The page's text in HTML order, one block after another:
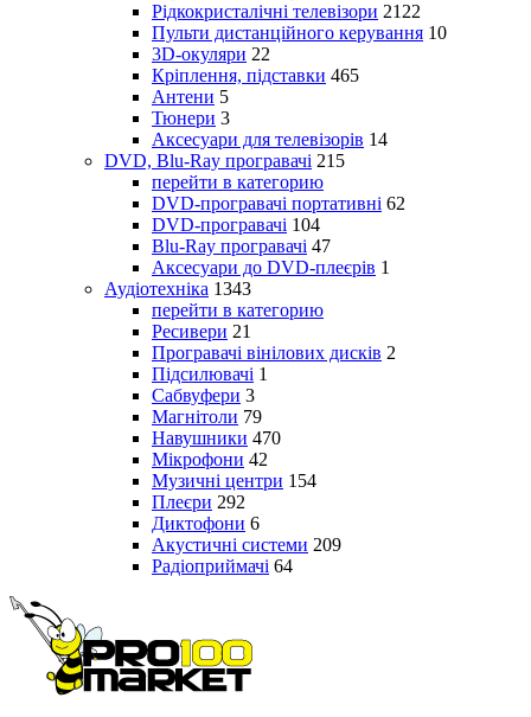
Рідкокристалічні телевізори 2122
Пульти дистанційного керування 10
3D-окуляри 22
Кріплення, підставки 465
Антени 5
Тюнери 3
Аксесуари для телевізорів 14
DVD, Blu-Ray програвачі 215
перейти в категорию
DVD-програвачі портативні 62
DVD-програвачі 104
Blu-Ray програвачі 47
Аксесуари до DVD-плеєрів 1
Аудіотехніка 1343
перейти в категорию
Ресивери 21
Програвачі вінілових дисків 2
Підсилювачі 1
Сабвуфери 3
Магнітоли 79
Навушники 470
Мікрофони 42
Музичні центри 154
Плеєри 292
Диктофони 6
Акустичні системи 209
Радіоприймачі 64